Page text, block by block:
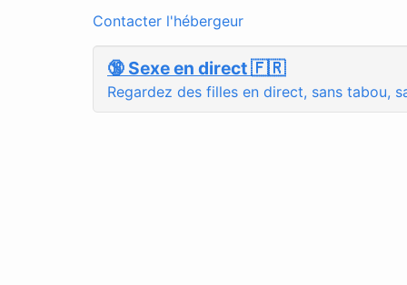
Contacter l'hébergeur
🔞 Sexe en direct 🇫🇷
Regardez des filles en direct, sans tabou,